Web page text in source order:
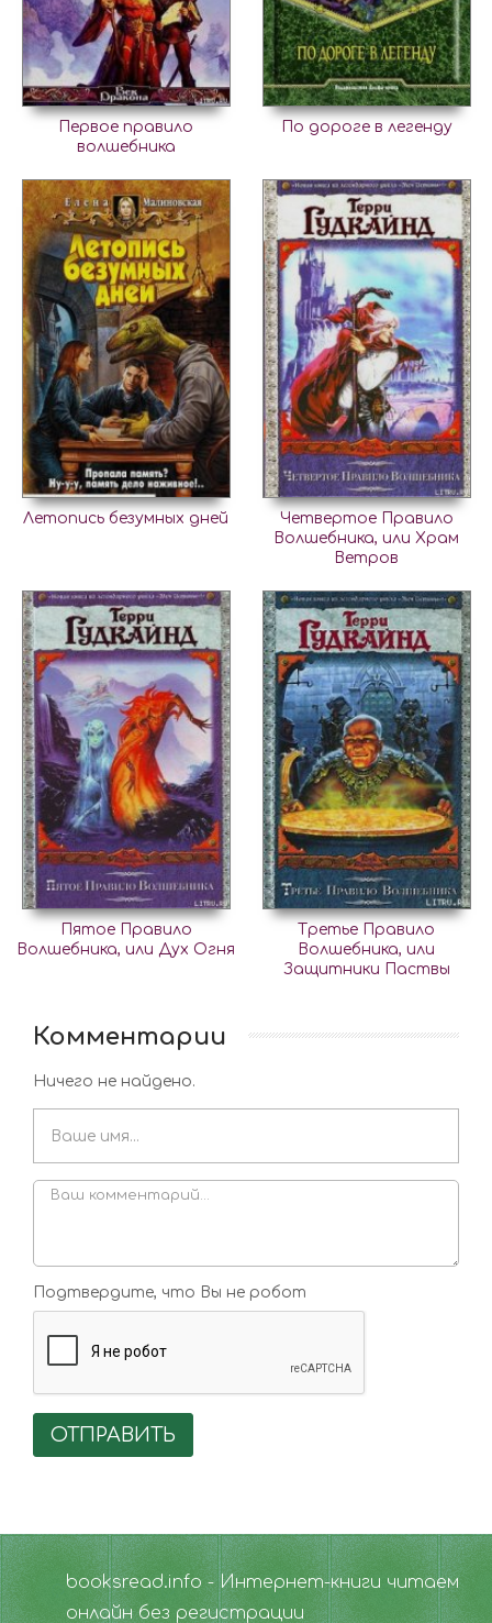
Первое правило
волшебника
По дороге в легенду
Летопись безумных дней
Четвертое Правило
Волшебника, или Храм
Ветров
Пятое Правило
Волшебника, или Дух Огня
Третье Правило
Волшебника, или
Защитники Паствы
Комментарии
Ничего не найдено.
Подтвердите, что Вы не робот
ОТПРАВИТЬ
booksread.info - Интернет-книги читаем
онлайн без регистрации